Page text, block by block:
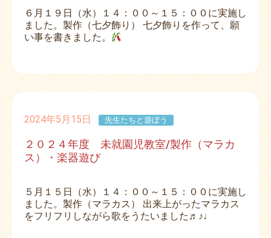
６月１９日（水）１４：００～１５：００に実施し
ました。製作（七夕飾り） 七夕飾りを作って、願
い事を書きました。
2024年5月15日 先生たちと遊ぼう
２０２４年度 未就園児教室/製作（マラカ
ス）・楽器遊び
５月１５日（水）１４：００～１５：００に実施し
ました。製作（マラカス） 出来上がったマラカス
をフリフリしながら歌をうたいました♬♪♩